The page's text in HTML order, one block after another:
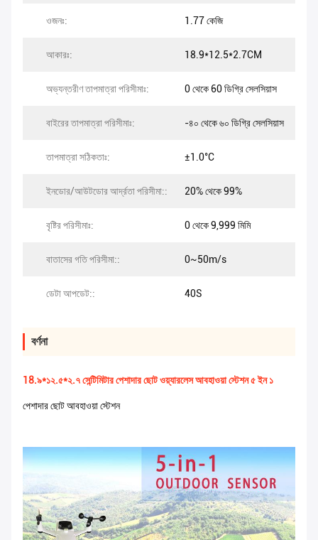
ওজনঃ: 1.77 কেজি
আকারঃ: 18.9*12.5*2.7CM
অভ্যন্তরীণ তাপমাত্রা পরিসীমাঃ: 0 থেকে 60 ডিগ্রি সেলসিয়াস
বাইরের তাপমাত্রা পরিসীমাঃ: -৪০ থেকে ৬০ ডিগ্রি সেলসিয়াস
তাপমাত্রা সঠিকতাঃ: ±1.0°C
ইনডোর/আউটডোর আর্দ্রতা পরিসীমা:: 20% থেকে 99%
বৃষ্টির পরিসীমাঃ: 0 থেকে 9,999 মিমি
বাতাসের গতি পরিসীমা:: 0~50m/s
ডেটা আপডেট:: 40S
বর্ণনা
18.৯*১২.৫*২.৭ সেন্টিমিটার পেশাদার ছোট ওয়্যারলেস আবহাওয়া স্টেশন ৫ ইন ১
পেশাদার ছোট আবহাওয়া স্টেশন